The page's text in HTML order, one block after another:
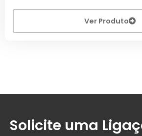
Ver Produto
Solicite uma